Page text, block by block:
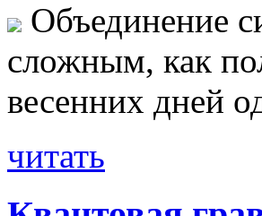
Объединение
сложным, как
весенних дней
читать